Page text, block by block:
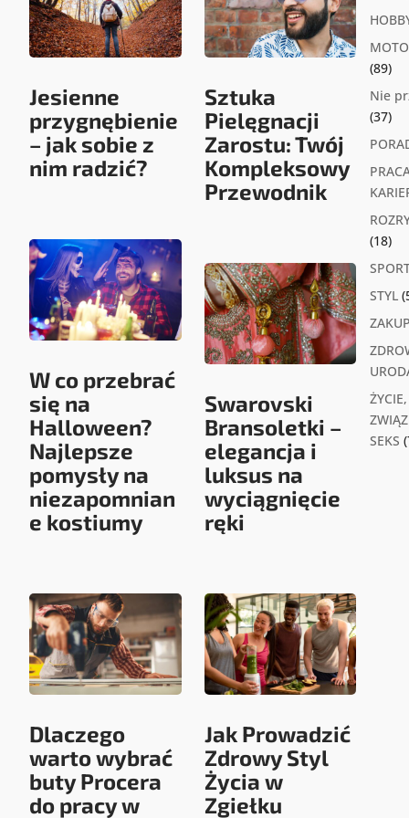
Jesienne
przygnębienie
– jak sobie z
nim radzić?
W co przebrać
się na
Halloween?
Najlepsze
pomysły na
niezapomnian
e kostiumy
Dlaczego
warto wybrać
buty Procera
do pracy w
Sztuka
Pielęgnacji
Zarostu: Twój
Kompleksowy
Przewodnik
Swarovski
Bransoletki –
elegancja i
luksus na
wyciągnięcie
ręki
Jak Prowadzić
Zdrowy Styl
Życia w
Zgiełku
(89)
Nie
(37)
(18)
STYL
ŻYCIE,
SEKS